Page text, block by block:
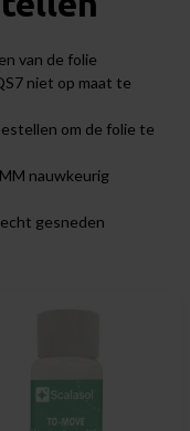
van de folie
niet op maat te
om de folie te
nauwkeurig
gesneden